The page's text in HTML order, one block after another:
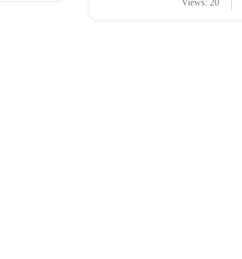
Views: 20